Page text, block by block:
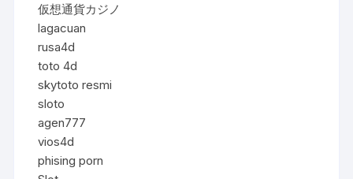
仮想通貨カジノ
lagacuan
rusa4d
toto 4d
skytoto resmi
sloto
agen777
vios4d
phising porn